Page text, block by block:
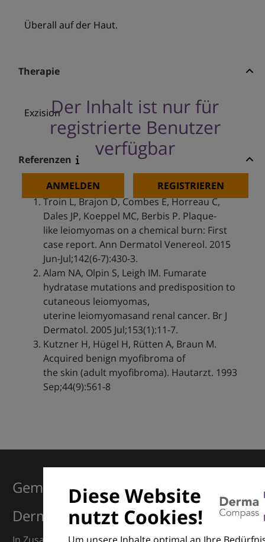
Überall auf der Haut.
Therapie
Der Inhalt ist nur für
registrierte Benutzer
verfügbar
ANMELDEN REGISTRIEREN
Exzision
Referenzen
Troin L, Brajon D, Combes E, Horreau C,
Dales JP, Koeppel MC, Berbis P. Plaque-
like leiomyomas on a chemical burn: First
case report. Ann Dermatol Venereol. 2015
Jun-Jul;142(6-7):430-3.
Alam NA, Olpin S, Leigh IM. Fumarate
hydratase mutations and predisposition to
cutaneous leiomyomas,
uterine leiomyomasand renal cancer. Br J
Dermatol. 2005 Jul;153(1):11-7.
Kutzner H, Hügel H, Rütten A, Braun M.
Acquired benign myofibroma of
the skin (adult myofibroma). Hautarzt. 1993
Sep;44(9):561-8
Diese Website
nutzt Cookies!
Gemeinsam für Exzellenz in der
Dermatologie